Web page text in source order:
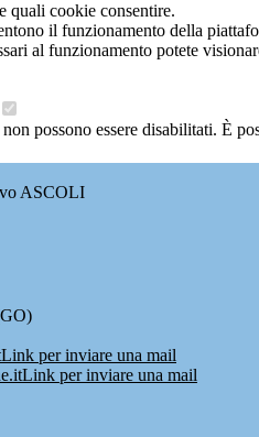
quali cookie consentire.
il funzionamento della
al funzionamento potete
possono essere disabilitati. È
ASCOLI
Link per inviare una mail
Link per inviare una mail